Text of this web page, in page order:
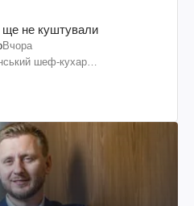
ще не куштували
Вчора
шеф-кухар